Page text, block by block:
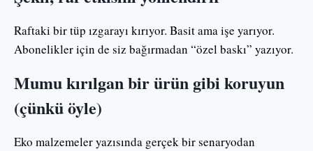
Raftaki bir tüp ızgarayı kırıyor. Basit ama işe yarıyor.
Abonelikler için de siz bağırmadan “özel baskı” yazıyor.
Mumu kırılgan bir ürün gibi koruyun
(çünkü öyle)
Eko malzemeler yazısında gerçek bir senaryodan